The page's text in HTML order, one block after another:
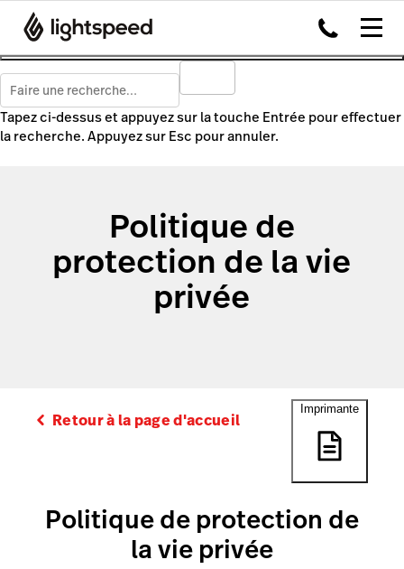
Tapez ci-dessus et appuyez sur la touche Entrée pour effectuer
la recherche. Appuyez sur Esc pour annuler.
Politique de
protection de la vie
privée
Retour à la page d'accueil
Politique de protection de
la vie privée